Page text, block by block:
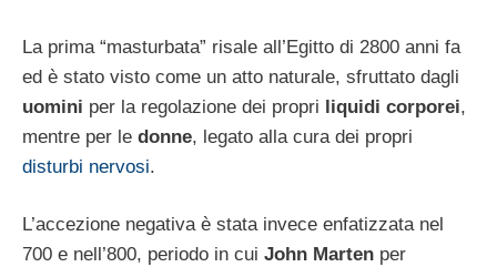
La prima “masturbata” risale all’Egitto di 2800 anni fa
ed è stato visto come un atto naturale, sfruttato dagli
uomini per la regolazione dei propri liquidi corporei,
mentre per le donne, legato alla cura dei propri
disturbi nervosi.
L’accezione negativa è stata invece enfatizzata nel
700 e nell’800, periodo in cui John Marten per